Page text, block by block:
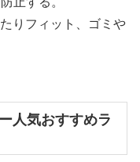
りフィット、ゴミや
人気おすすめラ